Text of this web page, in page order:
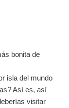
bonita de
isla del mundo
Así es, así
visitar